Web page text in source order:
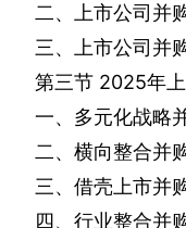
二、上市公司并
三、上市公司并
第三节 2025年
一、多元化战略
二、横向整合并
三、借壳上市并
四、行业整合并